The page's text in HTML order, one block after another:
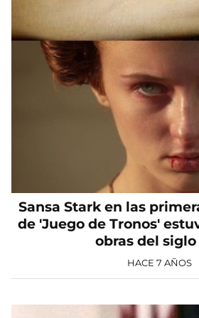
Sansa Stark en las
de 'Juego de Tronos'
obras del siglo
HACE 7 AÑOS